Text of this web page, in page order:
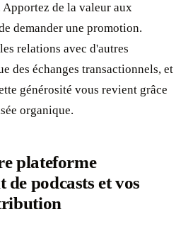
Apportez de la valeur aux
demander une promotion.
relations avec d'autres
des échanges transactionnels, et
générosité vous revient grâce
organique.
plateforme
de podcasts et vos